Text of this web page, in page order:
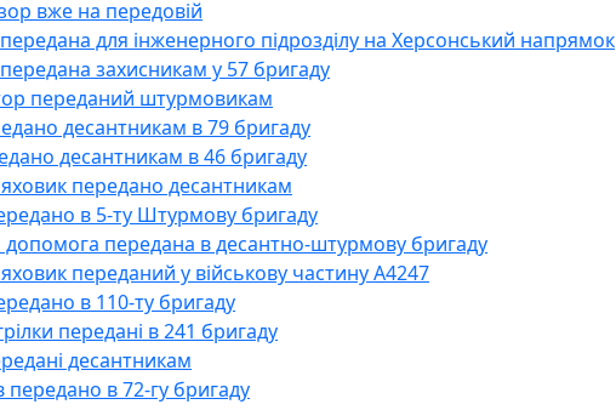
вже на передовій
передана для інженерного підрозділу на Херсонський напрямок
передана захисникам у 57 бригаду
переданий штурмовикам
десантникам в 79 бригаду
десантникам в 46 бригаду
передано десантникам
в 5-ту Штурмову бригаду
передана в десантно-штурмову бригаду
переданий у військову частину А4247
в 110-ту бригаду
передані в 241 бригаду
десантникам
передано в 72-гу бригаду